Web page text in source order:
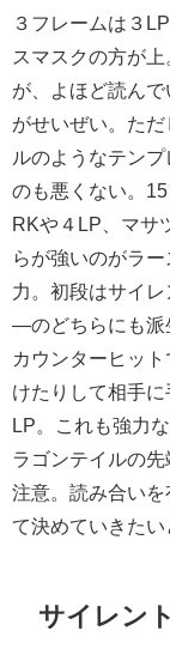
３フレームは３
スマスクの方が
が、よほど読ん
がせいぜい。た
ルのようなテン
のも悪くない。
RKや４LP、マサ
らが強いのがラ
力。初段はサイ
―のどちらにも派
カウンターヒッ
けたりして相手
LP。これも強力
ラゴンテイルの
注意。読み合い
て決めていきたい
サイレン